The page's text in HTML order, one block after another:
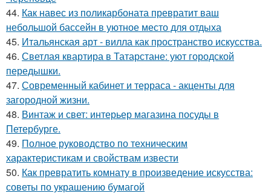
44. Как навес из поликарбоната превратит ваш
небольшой бассейн в уютное место для отдыха
45. Итальянская арт - вилла как пространство искусства.
46. Светлая квартира в Татарстане: уют городской
передышки.
47. Современный кабинет и терраса - акценты для
загородной жизни.
48. Винтаж и свет: интерьер магазина посуды в
Петербурге.
49. Полное руководство по техническим
характеристикам и свойствам извести
50. Как превратить комнату в произведение искусства:
советы по украшению бумагой